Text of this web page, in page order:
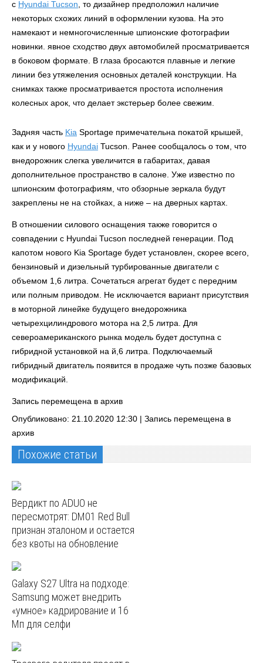
с Hyundai Tucson , то дизайнер предположил наличие
некоторых схожих линий в оформлении кузова. На это
намекают и немногочисленные шпионские фотографии
новинки. явное сходство двух автомобилей просматривается
в боковом формате. В глаза бросаются плавные и легкие
линии без утяжеления основных деталей конструкции. На
снимках также просматривается простота исполнения
колесных арок, что делает экстерьер более свежим.
Задняя часть Kia Sportage примечательна покатой крышей,
как и у нового Hyundai Tucson. Ранее сообщалось о том, что
внедорожник слегка увеличится в габаритах, давая
дополнительное пространство в салоне. Уже известно по
шпионским фотографиям, что обзорные зеркала будут
закреплены не на стойках, а ниже – на дверных картах.
В отношении силового оснащения также говорится о
совпадении с Hyundai Tucson последней генерации. Под
капотом нового Kia Sportage будет установлен, скорее всего,
бензиновый и дизельный турбированные двигатели с
объемом 1,6 литра. Сочетаться агрегат будет с передним
или полным приводом. Не исключается вариант присутствия
в моторной линейке будущего внедорожника
четырехцилиндрового мотора на 2,5 литра. Для
североамериканского рынка модель будет доступна с
гибридной установкой на й,6 литра. Подключаемый
гибридный двигатель появится в продаже чуть позже базовых
модификаций.
Запись перемещена в архив
Опубликовано: 21.10.2020 12:30 | Запись перемещена в
архив
Похожие статьи
Вердикт по ADUO не
пересмотрят: DM01 Red Bull
признан эталоном и остается
без квоты на обновление
Galaxy S27 Ultra на подходе:
Samsung может внедрить
«умное» кадрирование и 16
Мп для селфи